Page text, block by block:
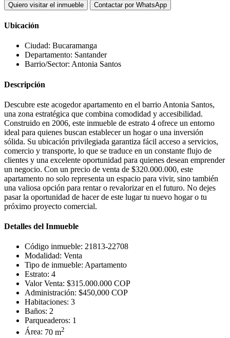
Quiero visitar el inmueble Contactar por WhatsApp
Ubicación
Ciudad: Bucaramanga
Departamento: Santander
Barrio/Sector: Antonia Santos
Descripción
Descubre este acogedor apartamento en el barrio Antonia Santos,
una zona estratégica que combina comodidad y accesibilidad.
Construido en 2006, este inmueble de estrato 4 ofrece un entorno
ideal para quienes buscan establecer un hogar o una inversión
sólida. Su ubicación privilegiada garantiza fácil acceso a servicios,
comercio y transporte, lo que se traduce en un constante flujo de
clientes y una excelente oportunidad para quienes desean emprender
un negocio. Con un precio de venta de $320.000.000, este
apartamento no solo representa un espacio para vivir, sino también
una valiosa opción para rentar o revalorizar en el futuro. No dejes
pasar la oportunidad de hacer de este lugar tu nuevo hogar o tu
próximo proyecto comercial.
Detalles del Inmueble
Código inmueble: 21813-22708
Modalidad: Venta
Tipo de inmueble: Apartamento
Estrato: 4
Valor Venta: $315.000.000 COP
Administración: $450,000 COP
Habitaciones: 3
Baños: 2
Parqueaderos: 1
Área: 70 m2